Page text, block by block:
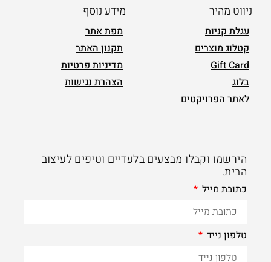
ניווט מהיר
עגלת קניות
קטלוג מוצרים
Gift Card
בלוג
לאתר הפרויקטים
מידע נוסף
מפת אתר
תקנון האתר
מדיניות פרטיות
הצהרת נגישות
הירשמו וקבלו מבצעים בלעדיים וטיפים לעיצוב
הבית.
כתובת מייל
טלפון נייד